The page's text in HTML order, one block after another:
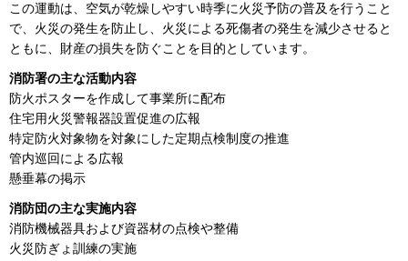
この運動は、空気が乾燥しやすい時季に火災予防の普及を行うこと
で、火災の発生を防止し、火災による死傷者の発生を減少させると
ともに、財産の損失を防ぐことを目的としています。
消防署の主な活動内容
防火ポスターを作成して事業所に配布
住宅用火災警報器設置促進の広報
特定防火対象物を対象にした定期点検制度の推進
管内巡回による広報
懸垂幕の掲示
消防団の主な実施内容
消防機械器具および資器材の点検や整備
火災防ぎょ訓練の実施